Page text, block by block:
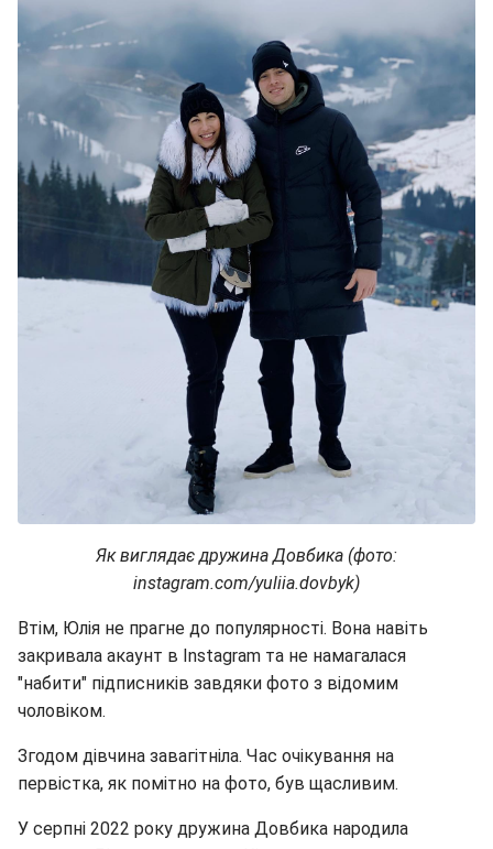
Як виглядає дружина Довбика (фото:
instagram.com/yuliia.dovbyk)
Втім, Юлія не прагне до популярності. Вона навіть
закривала акаунт в Instagram та не намагалася
"набити" підписників завдяки фото з відомим
чоловіком.
Згодом дівчина завагітніла. Час очікування на
первістка, як помітно на фото, був щасливим.
У серпні 2022 року дружина Довбика народила